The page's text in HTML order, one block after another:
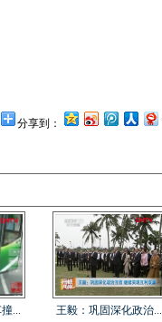
分享到：
... 王毅：巩固深化政治...